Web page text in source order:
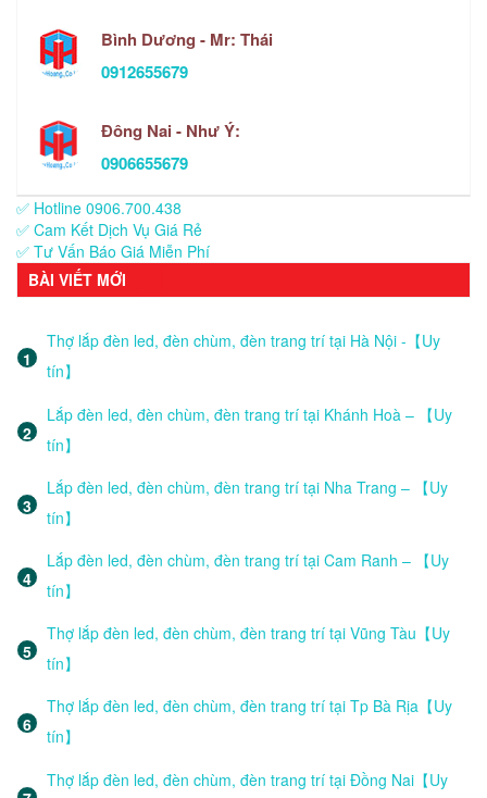
Bình Dương - Mr: Thái
0912655679
Đông Nai - Như Ý:
0906655679
✅ Hotline 0906.700.438
✅ Cam Kết Dịch Vụ Giá Rẻ
✅ Tư Vấn Báo Giá Miễn Phí
BÀI VIẾT MỚI
Thợ lắp đèn led, đèn chùm, đèn trang trí tại Hà Nội -【Uy
tín】
Lắp đèn led, đèn chùm, đèn trang trí tại Khánh Hoà – 【Uy
tín】
Lắp đèn led, đèn chùm, đèn trang trí tại Nha Trang – 【Uy
tín】
Lắp đèn led, đèn chùm, đèn trang trí tại Cam Ranh – 【Uy
tín】
Thợ lắp đèn led, đèn chùm, đèn trang trí tại Vũng Tàu【Uy
tín】
Thợ lắp đèn led, đèn chùm, đèn trang trí tại Tp Bà Rịa【Uy
tín】
Thợ lắp đèn led, đèn chùm, đèn trang trí tại Đồng Nai【Uy